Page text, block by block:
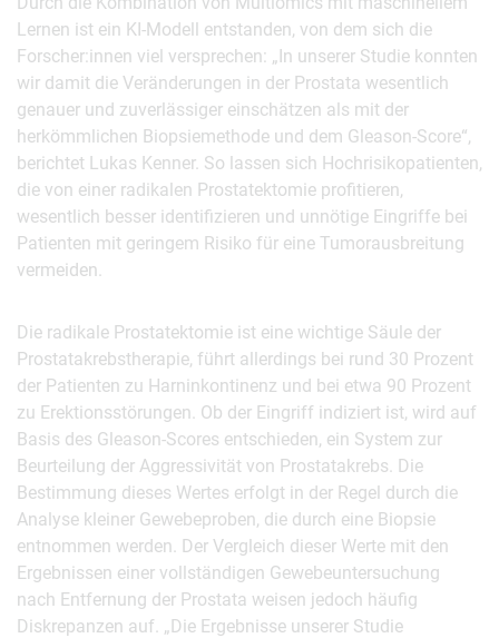
Lernen ist ein KI-Modell entstanden, von dem sich die
Forscher:innen viel versprechen: „In unserer Studie konnten
wir damit die Veränderungen in der Prostata wesentlich
genauer und zuverlässiger einschätzen als mit der
herkömmlichen Biopsiemethode und dem Gleason-Score“,
berichtet Lukas Kenner. So lassen sich Hochrisikopatienten,
die von einer radikalen Prostatektomie profitieren,
wesentlich besser identifizieren und unnötige Eingriffe bei
Patienten mit geringem Risiko für eine Tumorausbreitung
vermeiden.
Die radikale Prostatektomie ist eine wichtige Säule der
Prostatakrebstherapie, führt allerdings bei rund 30 Prozent
der Patienten zu Harninkontinenz und bei etwa 90 Prozent
zu Erektionsstörungen. Ob der Eingriff indiziert ist, wird auf
Basis des Gleason-Scores entschieden, ein System zur
Beurteilung der Aggressivität von Prostatakrebs. Die
Bestimmung dieses Wertes erfolgt in der Regel durch die
Analyse kleiner Gewebeproben, die durch eine Biopsie
entnommen werden. Der Vergleich dieser Werte mit den
Ergebnissen einer vollständigen Gewebeuntersuchung
nach Entfernung der Prostata weisen jedoch häufig
Diskrepanzen auf. „Die Ergebnisse unserer Studie